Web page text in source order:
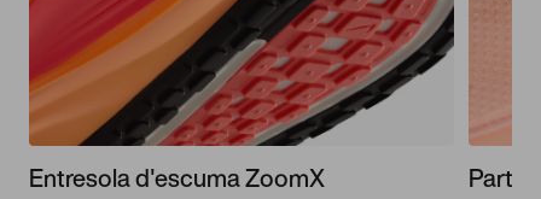
Entresola d'escuma ZoomX Part